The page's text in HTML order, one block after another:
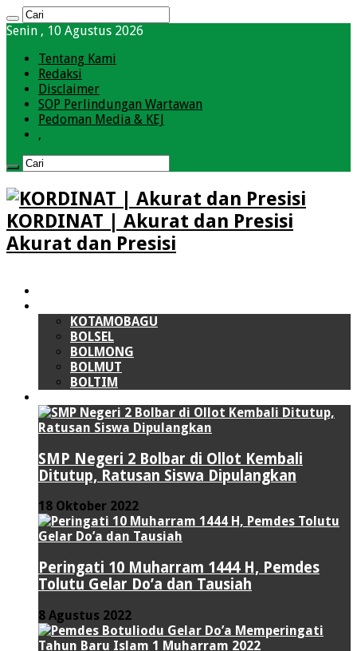
Senin , 10 Agustus 2026
Tentang Kami
Redaksi
Disclaimer
SOP Perlindungan Wartawan
Pedoman Media & KEJ
,
KORDINAT | Akurat dan Presisi
Akurat dan Presisi
KOTAMOBAGU
BOLSEL
BOLMONG
BOLMUT
BOLTIM
SMP Negeri 2 Bolbar di Ollot Kembali
Ditutup, Ratusan Siswa Dipulangkan
18 Oktober 2022
Peringati 10 Muharram 1444 H, Pemdes
Tolutu Gelar Do’a dan Tausiah
8 Agustus 2022